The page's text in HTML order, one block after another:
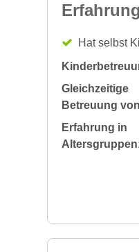
Hat selbst
Gleichzeitige
Betreuung
Erfahrung in